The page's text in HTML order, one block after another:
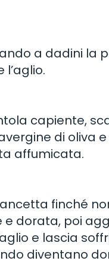
a dadini la
l’aglio.
capiente,
di oliva
affumicata.
finché
dorata, poi
e lascia
diventano